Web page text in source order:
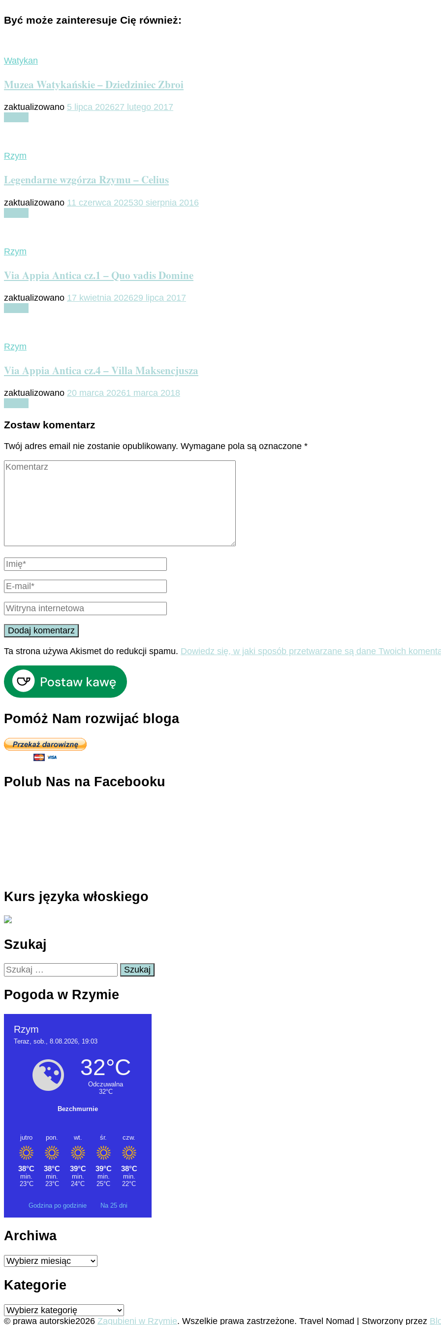
Być może zainteresuje Cię również:
Watykan
Muzea Watykańskie – Dziedziniec Zbroi
zaktualizowano 5 lipca 202627 lutego 2017
Rzym
Legendarne wzgórza Rzymu – Celius
zaktualizowano 11 czerwca 202530 sierpnia 2016
Rzym
Via Appia Antica cz.1 – Quo vadis Domine
zaktualizowano 17 kwietnia 202629 lipca 2017
Rzym
Via Appia Antica cz.4 – Villa Maksencjusza
zaktualizowano 20 marca 20261 marca 2018
Zostaw komentarz
Twój adres email nie zostanie opublikowany. Wymagane pola są oznaczone *
Ta strona używa Akismet do redukcji spamu. Dowiedz się, w jaki sposób przetwarzane są dane Twoich
Pomóż Nam rozwijać bloga
Polub Nas na Facebooku
Kurs języka włoskiego
Szukaj
Szukaj:
Pogoda w Rzymie
Godzina po godzinie Na 25 dni
Archiwa
Archiwa
Kategorie
Kategorie
© prawa autorskie2026 Zagubieni w Rzymie. Wszelkie prawa zastrzeżone. Travel Nomad | Stworzony przez